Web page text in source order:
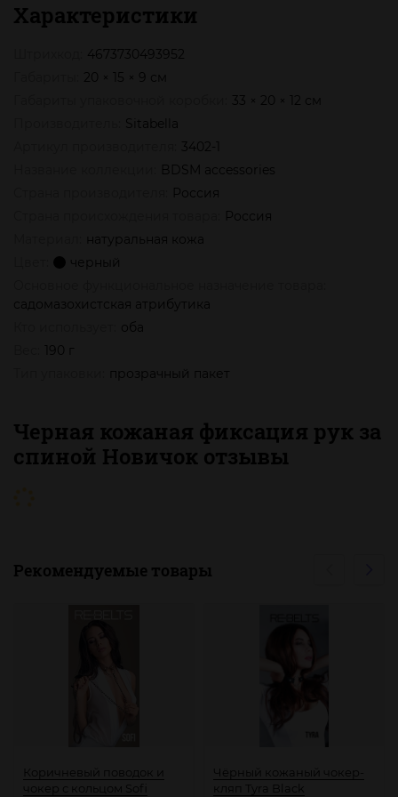
Характеристики
4673730493952
20 × 15 × 9 см
33 × 20 × 12 см
Sitabella
3402-1
BDSM accessories
Россия
Россия
натуральная кожа
черный
садомазохистская атрибутика
оба
190 г
прозрачный пакет
Черная кожаная фиксация рук за
спиной Новичок отзывы
Рекомендуемые товары
Коричневый поводок и
чокер с кольцом Sofi
Чёрный кожаный чокер-
кляп Tyra Black